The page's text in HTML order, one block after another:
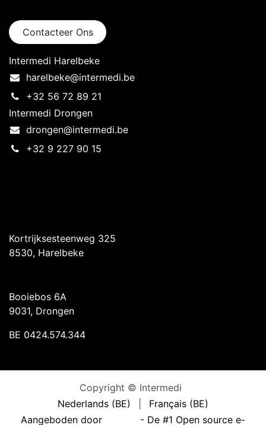
Contacteer Ons
Intermedi Harelbeke
harelbeke@intermedi.be
+32 56 72 89 21
Intermedi Drongen
drongen@intermedi.be
+32 9 227 90 15
Kortrijksesteenweg 325
8530, Harelbeke
Booiebos 6A
9031, Drongen
BE 0424.574.344
Copyright © Intermedi
Nederlands (BE)
Français (BE)
Aangeboden door
- De #1 Open source e-